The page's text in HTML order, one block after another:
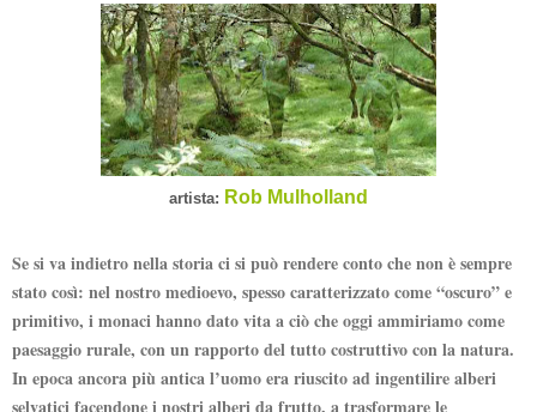
artista: Rob Mulholland
Se si va indietro nella storia ci si può rendere conto che non è sempre
stato così: nel nostro medioevo, spesso caratterizzato come “oscuro” e
primitivo, i monaci hanno dato vita a ciò che oggi ammiriamo come
paesaggio rurale, con un rapporto del tutto costruttivo con la natura.
In epoca ancora più antica l’uomo era riuscito ad ingentilire alberi